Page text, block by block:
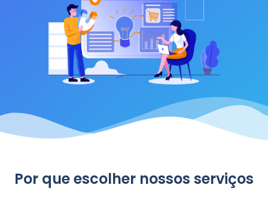
Por que escolher nossos serviços